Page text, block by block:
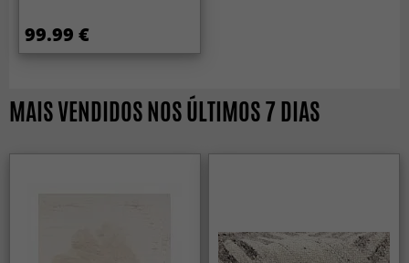
99.99 €
MAIS VENDIDOS NOS ÚLTIMOS 7 DIAS